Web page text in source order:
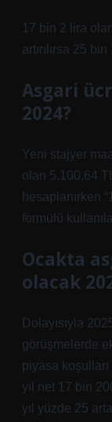
17 bin 2 lira
artırılırsa 25
Asgari
2024?
Yeni stajyer
olan 5.100,64
hesaplanırken
formülü
Ocakta
olacak
Dolayısıyla
görüşmelerde
piyasa
yıl net 17 bin
yıl yüzde 25